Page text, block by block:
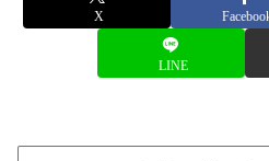
X
LINE